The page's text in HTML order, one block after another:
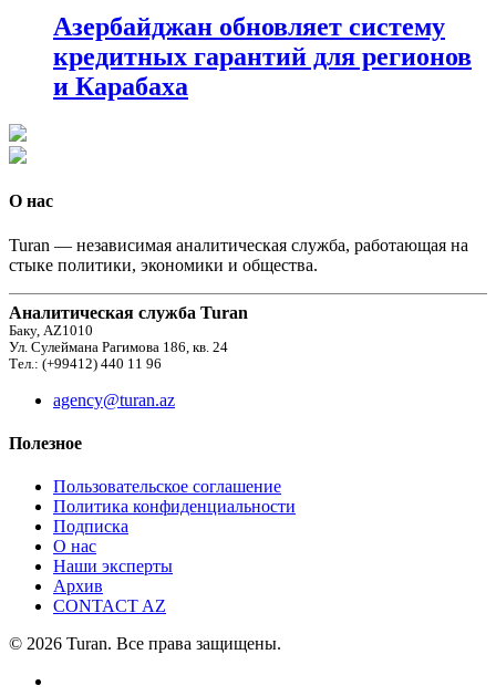
Азербайджан обновляет систему
кредитных гарантий для регионов
и Карабаха
О нас
Turan — независимая аналитическая служба, работающая на
стыке политики, экономики и общества.
Аналитическая служба Turan
Баку, AZ1010
Ул. Сулеймана Рагимова 186, кв. 24
Тел.: (+99412) 440 11 96
agency@turan.az
Полезное
Пользовательское соглашение
Политика конфиденциальности
Подписка
О нас
Наши эксперты
Архив
CONTACT AZ
© 2026 Turan. Все права защищены.